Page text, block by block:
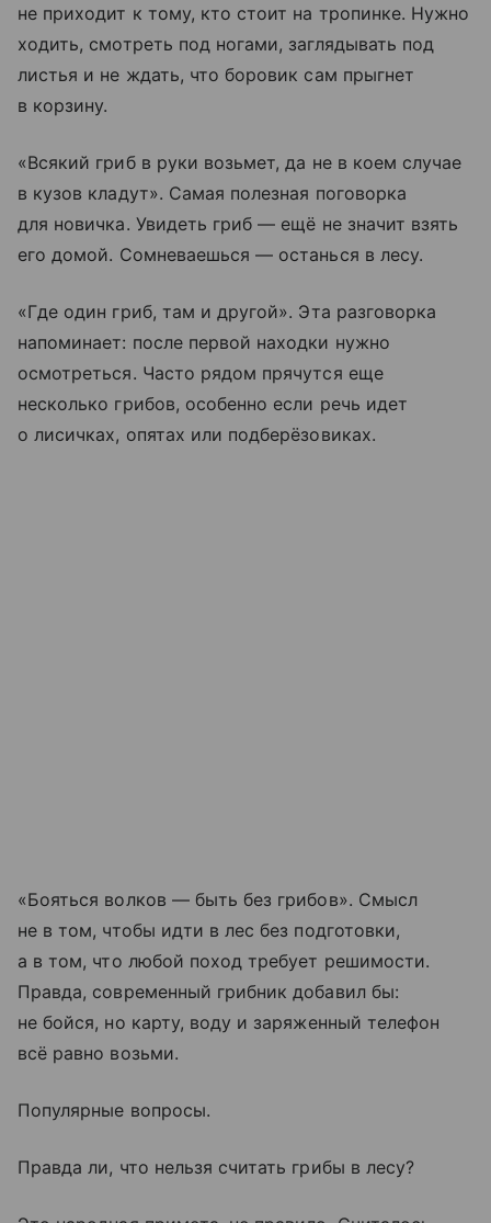
не приходит к тому, кто стоит на тропинке. Нужно
ходить, смотреть под ногами, заглядывать под
листья и не ждать, что боровик сам прыгнет
в корзину.
«Всякий гриб в руки возьмет, да не в коем случае
в кузов кладут». Самая полезная поговорка
для новичка. Увидеть гриб — ещё не значит взять
его домой. Сомневаешься — останься в лесу.
«Где один гриб, там и другой». Эта разговорка
напоминает: после первой находки нужно
осмотреться. Часто рядом прячутся еще
несколько грибов, особенно если речь идет
о лисичках, опятах или подберёзовиках.
«Бояться волков — быть без грибов». Смысл
не в том, чтобы идти в лес без подготовки,
а в том, что любой поход требует решимости.
Правда, современный грибник добавил бы:
не бойся, но карту, воду и заряженный телефон
всё равно возьми.
Популярные вопросы.
Правда ли, что нельзя считать грибы в лесу?